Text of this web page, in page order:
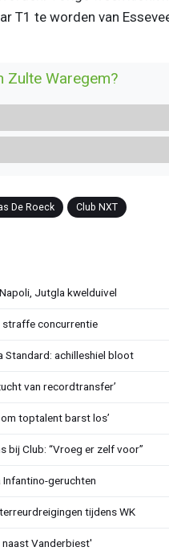
T1 te worden van
Zulte Waregem?
De Roeck Club NXT
Jutgla kwelduivel
straffe concurrentie
Standard: achilleshiel bloot
van recordtransfer’
toptalent barst los’
bij Club: “Vroeg er zelf voor”
Infantino-geruchten
tijdens WK
Vanderbiest'